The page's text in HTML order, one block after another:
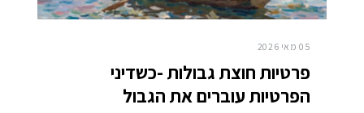
05 מאי 2026
פרטיות חוצת גבולות -כשדיני
הפרטיות עוברים את הגבול